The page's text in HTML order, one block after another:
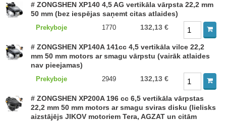
# ZONGSHEN XP140 4,5 AG vertikāla vārpsta 22,2 mm
50 mm (bez iespējas saņemt citas atlaides)
Prekyboje 1770 132,13 €
# ZONGSHEN XP140A 141cc 4,5 vertikāla vilce 22,2
mm 50 mm motors ar smagu vārpstu (vairāk atlaides
nav pieejamas)
Prekyboje 2949 132,13 €
# ZONGSHEN XP200A 196 cc 6,5 vertikāla vārpstas
22,2 mm 50 mm motors ar smagu sviras disku (lielisks
aizstājējs JIKOV motoriem Tera, AGZAT un citām